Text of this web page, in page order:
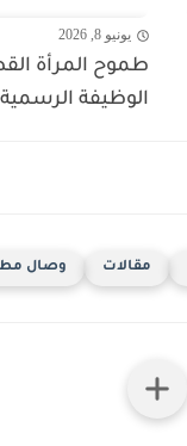
يونيو 8, 2026
طموح المرأة
الوظيفة الرسمية
مقالات وصال